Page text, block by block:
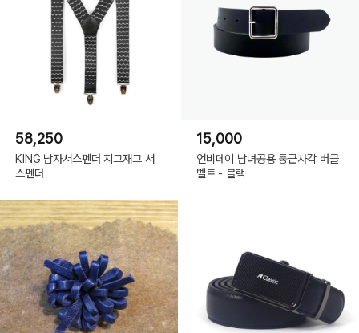
58,250
KING 남자서스펜더 지그재그 서
스펜더
15,000
언비데이 남녀공용 둥근사각 버클
벨트 - 블랙